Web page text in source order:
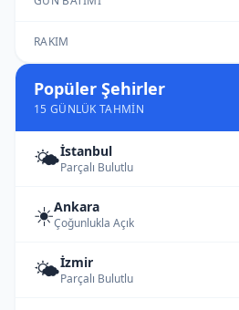
RAKIM
Popüler Şehirler
15 GÜNLÜK TAHMIN
🌤️İstanbul
Parçalı Bulutlu
☀️Ankara
Çoğunlukla Açık
🌤️İzmir
Parçalı Bulutlu